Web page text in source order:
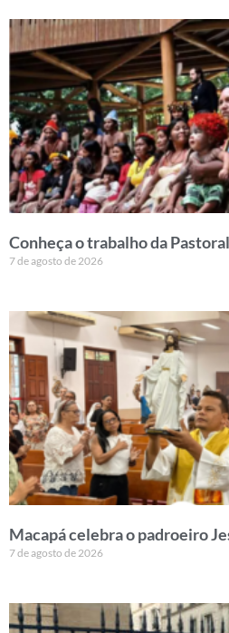
Conheça o trabalho da
7 de agosto de 2026
Macapá celebra o padroeiro
7 de agosto de 2026